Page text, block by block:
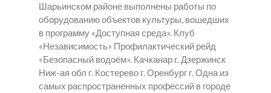
Шарьинском районе выполнены работы по
оборудованию объектов культуры, вошедших
в программу «Доступная среда». Клуб
«Независимость» Профилактический рейд
«Безопасный водоём». Качканар г. Дзержинск
Ниж-ая обл г. Костерево г. Оренбург г. Одна из
самых распространенных профессий в городе